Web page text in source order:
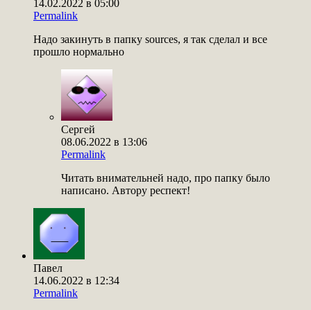
14.02.2022 в 05:00
Permalink
Надо закинуть в папку sources, я так сделал и все
прошло нормально
Сергей
08.06.2022 в 13:06
Permalink
Читать внимательней надо, про папку было
написано. Автору респект!
Павел
14.06.2022 в 12:34
Permalink